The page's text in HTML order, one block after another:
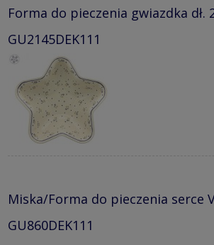
Forma do pieczenia gwiazdka dł.
GU2145DEK111
Miska/Forma do pieczenia serce
GU860DEK111